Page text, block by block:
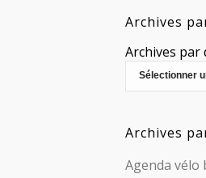
Archives
Archives par
Archives
Agenda vélo